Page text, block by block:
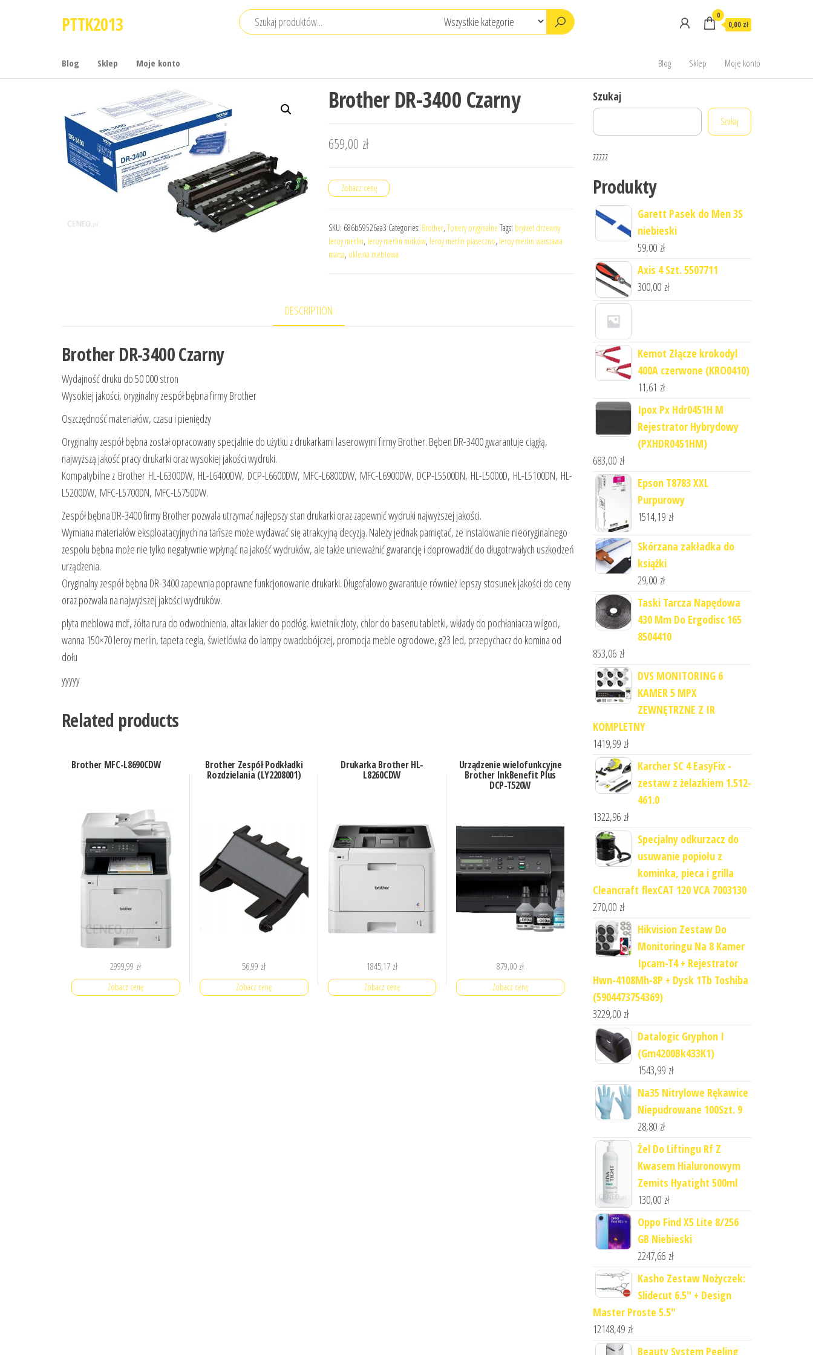
PTTK2013 0
0,00 zł
Blog Sklep Moje konto Blog Sklep Moje konto
Brother DR-3400 Czarny
659,00 zł
Zobacz cenę
SKU: 686b59526aa3 Categories: Brother, Tonery oryginalne Tags: brykiet drzewny
leroy merlin, leroy merlin mirków, leroy merlin piaseczno, leroy merlin warszawa
marsa, okleina meblowa
DESCRIPTION
Brother DR-3400 Czarny
Wydajność druku do 50 000 stron
Wysokiej jakości, oryginalny zespół bębna firmy Brother
Oszczędność materiałów, czasu i pieniędzy
Oryginalny zespół bębna został opracowany specjalnie do użytku z drukarkami laserowymi firmy Brother. Bęben DR-3400 gwarantuje ciągłą,
najwyższą jakość pracy drukarki oraz wysokiej jakości wydruki.
Kompatybilne z Brother HL-L6300DW, HL-L6400DW, DCP-L6600DW, MFC-L6800DW, MFC-L6900DW, DCP-L5500DN, HL-L5000D, HL-L5100DN, HL-
L5200DW, MFC-L5700DN, MFC-L5750DW.
Zespół bębna DR-3400 firmy Brother pozwala utrzymać najlepszy stan drukarki oraz zapewnić wydruki najwyższej jakości.
Wymiana materiałów eksploatacyjnych na tańsze może wydawać się atrakcyjną decyzją. Należy jednak pamiętać, że instalowanie nieoryginalnego
zespołu bębna może nie tylko negatywnie wpłynąć na jakość wydruków, ale także unieważnić gwarancję i doprowadzić do długotrwałych uszkodzeń
urządzenia.
Oryginalny zespół bębna DR-3400 zapewnia poprawne funkcjonowanie drukarki. Długofalowo gwarantuje również lepszy stosunek jakości do ceny
oraz pozwala na najwyższej jakości wydruków.
plyta meblowa mdf, żółta rura do odwodnienia, altax lakier do podłóg, kwietnik zloty, chlor do basenu tabletki, wkłady do pochłaniacza wilgoci,
wanna 150×70 leroy merlin, tapeta cegla, świetlówka do lampy owadobójczej, promocja meble ogrodowe, g23 led, przepychacz do komina od
dołu
yyyyy
Related products
Brother MFC-L8690CDW
2999,99 zł
Zobacz cenę
Brother Zespół Podkładki
Rozdzielania (LY2208001)
56,99 zł
Zobacz cenę
Drukarka Brother HL-
L8260CDW
1845,17 zł
Zobacz cenę
Urządzenie wielofunkcyjne
Brother InkBenefit Plus
DCP-T520W
879,00 zł
Zobacz cenę
Szukaj
Szukaj
zzzzz
Produkty
Garett Pasek do Men 3S
niebieski
59,00 zł
Axis 4 Szt. 5507711
300,00 zł
Kemot Złącze krokodyl
400A czerwone (KRO0410)
11,61 zł
Ipox Px Hdr0451H M
Rejestrator Hybrydowy
(PXHDR0451HM)
683,00 zł
Epson T8783 XXL
Purpurowy
1514,19 zł
Skórzana zakładka do
książki
29,00 zł
Taski Tarcza Napędowa
430 Mm Do Ergodisc 165
8504410
853,06 zł
DVS MONITORING 6
KAMER 5 MPX
ZEWNĘTRZNE Z IR
KOMPLETNY
1419,99 zł
Karcher SC 4 EasyFix -
zestaw z żelazkiem 1.512-
461.0
1322,96 zł
Specjalny odkurzacz do
usuwanie popiołu z
kominka, pieca i grilla
Cleancraft flexCAT 120 VCA 7003130
270,00 zł
Hikvision Zestaw Do
Monitoringu Na 8 Kamer
Ipcam-T4 + Rejestrator
Hwn-4108Mh-8P + Dysk 1Tb Toshiba
(5904473754369)
3229,00 zł
Datalogic Gryphon I
(Gm4200Bk433K1)
1543,99 zł
Na35 Nitrylowe Rękawice
Niepudrowane 100Szt. 9
28,80 zł
Żel Do Liftingu Rf Z
Kwasem Hialuronowym
Zemits Hyatight 500ml
130,00 zł
Oppo Find X5 Lite 8/256
GB Niebieski
2247,66 zł
Kasho Zestaw Nożyczek:
Slidecut 6.5" + Design
Master Proste 5.5"
12148,49 zł
Beauty System Peeling